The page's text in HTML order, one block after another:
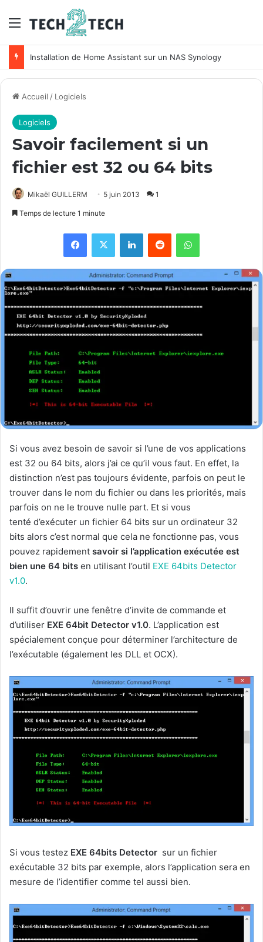
Menu
Installation de Home Assistant sur un NAS Synology
Accueil / Logiciels
Logiciels
Savoir facilement si un
fichier est 32 ou 64 bits
Mikaël GUILLERM 5 juin 2013 1
Temps de lecture 1 minute
Si vous avez besoin de savoir si l’une de vos applications
est 32 ou 64 bits, alors j’ai ce qu’il vous faut. En effet, la
distinction n’est pas toujours évidente, parfois on peut le
trouver dans le nom du fichier ou dans les priorités, mais
parfois on ne le trouve nulle part. Et si vous
tenté d’exécuter un fichier 64 bits sur un ordinateur 32
bits alors c’est normal que cela ne fonctionne pas, vous
pouvez rapidement savoir si l’application exécutée est
bien une 64 bits en utilisant l’outil EXE 64bits Detector
v1.0.
Il suffit d’ouvrir une fenêtre d’invite de commande et
d’utiliser EXE 64bit Detector v1.0. L’application est
spécialement conçue pour déterminer l’architecture de
l’exécutable (également les DLL et OCX).
Si vous testez EXE 64bits Detector sur un fichier
exécutable 32 bits par exemple, alors l’application sera en
mesure de l’identifier comme tel aussi bien.